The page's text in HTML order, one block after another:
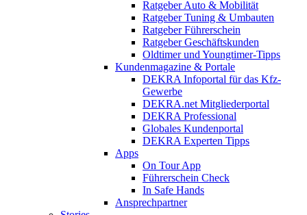
Ratgeber Auto & Mobilität
Ratgeber Tuning & Umbauten
Ratgeber Führerschein
Ratgeber Geschäftskunden
Oldtimer und Youngtimer-Tipps
Kundenmagazine & Portale
DEKRA Infoportal für das Kfz-
Gewerbe
DEKRA.net Mitgliederportal
DEKRA Professional
Globales Kundenportal
DEKRA Experten Tipps
Apps
On Tour App
Führerschein Check
In Safe Hands
Ansprechpartner